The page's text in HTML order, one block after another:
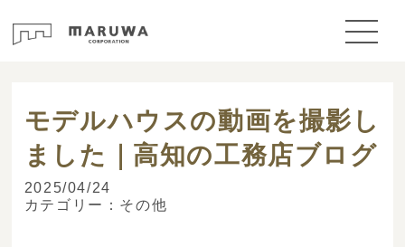
モデルハウスの動画を撮影し
ました｜高知の工務店ブログ
2025/04/24
カテゴリー： その他